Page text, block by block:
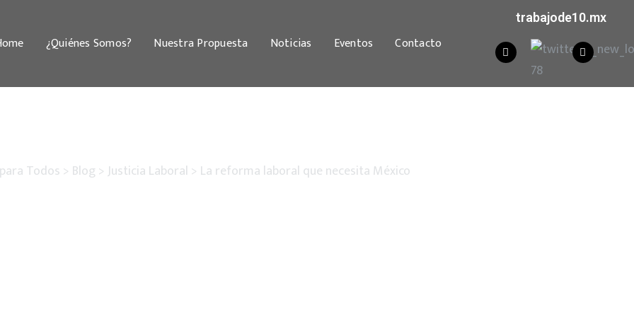
¿Quiénes Somos? Nuestra Propuesta Noticias Eventos Contacto
trabajode10.mx
Todos > Blog > Justicia Laboral > La reforma laboral que necesita México